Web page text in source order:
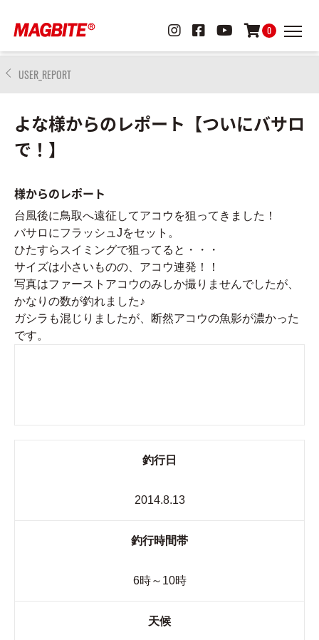
0
USER_REPORT
よな様からのレポート【ついにバサロ
で！】
様からのレポート
台風後に鳥取へ遠征してアコウを狙ってきました！
バサロにフラッシュJをセット。
ひたすらスイミングで狙ってると・・・
サイズは小さいものの、アコウ連発！！
写真はファーストアコウのみしか撮りませんでしたが、
かなりの数が釣れました♪
ガシラも混じりましたが、断然アコウの魚影が濃かった
です。
釣行日
2014.8.13
釣行時間帯
6時～10時
天候